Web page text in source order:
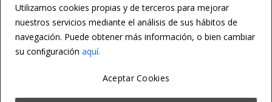
Utilizamos cookies propias y de terceros para mejorar
nuestros servicios mediante el análisis de sus hábitos de
navegación. Puede obtener más información, o bien cambiar
su conﬁguración aquí.
Aceptar Cookies